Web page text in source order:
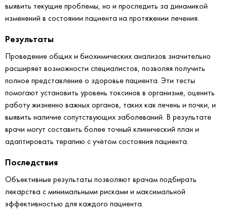
выявить текущие проблемы, но и проследить за динамикой
изменений в состоянии пациента на протяжении лечения.
Результаты
Проведение общих и биохимических анализов значительно
расширяет возможности специалистов, позволяя получить
полное представление о здоровье пациента. Эти тесты
помогают установить уровень токсинов в организме, оценить
работу жизненно важных органов, таких как печень и почки, и
выявить наличие сопутствующих заболеваний. В результате
врачи могут составить более точный клинический план и
адаптировать терапию с учётом состояния пациента.
Последствия
Объективные результаты позволяют врачам подбирать
лекарства с минимальными рисками и максимальной
эффективностью для каждого пациента.